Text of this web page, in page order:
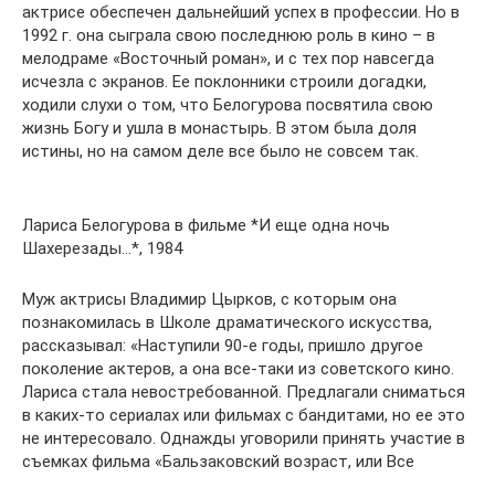
актрисе обеспечен дальнейший успех в профессии. Но в
1992 г. она сыграла свою последнюю роль в кино – в
мелодраме «Восточный роман», и с тех пор навсегда
исчезла с экранов. Ее поклонники строили догадки,
ходили слухи о том, что Белогурова посвятила свою
жизнь Богу и ушла в монастырь. В этом была доля
истины, но на самом деле все было не совсем так.
Лариса Белогурова в фильме *И еще одна ночь
Шахерезады…*, 1984
Муж актрисы Владимир Цырков, с которым она
познакомилась в Школе драматического искусства,
рассказывал: «Наступили 90-е годы, пришло другое
поколение актеров, а она все-таки из советского кино.
Лариса стала невостребованной. Предлагали сниматься
в каких-то сериалах или фильмах с бандитами, но ее это
не интересовало. Однажды уговорили принять участие в
съемках фильма «Бальзаковский возраст, или Все